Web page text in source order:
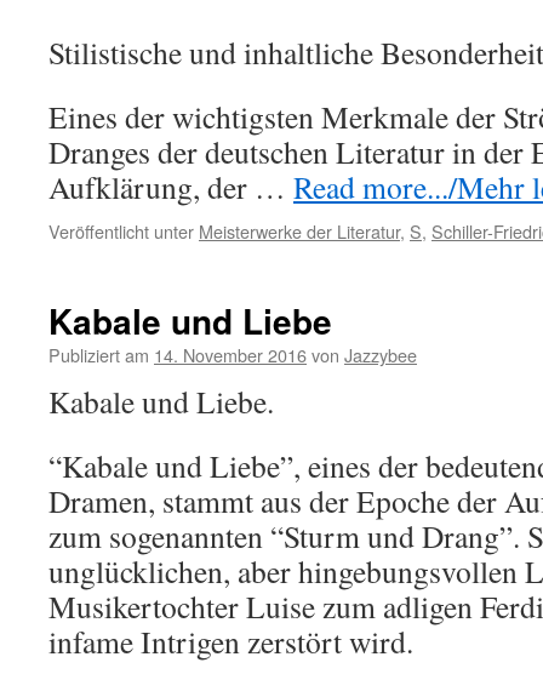
Stilistische und inhaltliche
Eines der wichtigsten Merkmale der
Dranges der deutschen Literatur in der
Aufklärung, der … Read more.../Mehr
Veröffentlicht unter Meisterwerke der Literatur, S, Schiller-
Kabale und Liebe
Publiziert am 14. November 2016von Jazzybee
Kabale und Liebe.
“Kabale und Liebe”, eines der
Dramen, stammt aus der Epoche der
zum sogenannten “Sturm und Drang”.
unglücklichen, aber hingebungsvollen
Musikertochter Luise zum adligen
infame Intrigen zerstört wird.